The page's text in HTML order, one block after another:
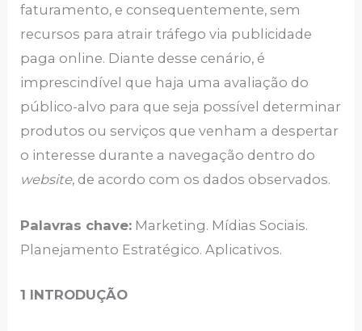
faturamento, e consequentemente, sem
recursos para atrair tráfego via publicidade
paga online. Diante desse cenário, é
imprescindível que haja uma avaliação do
público-alvo para que seja possível determinar
produtos ou serviços que venham a despertar
o interesse durante a navegação dentro do
website, de acordo com os dados observados.
Palavras chave: Marketing. Mídias Sociais.
Planejamento Estratégico. Aplicativos.
1 INTRODUÇÃO